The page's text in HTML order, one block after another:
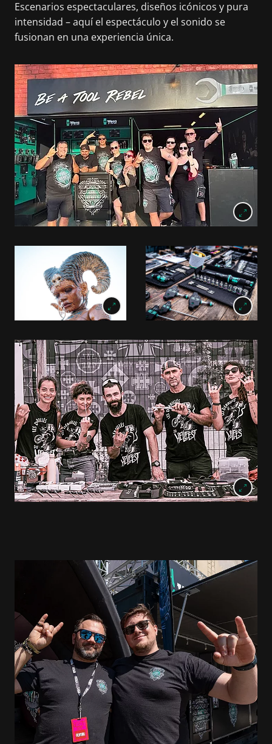
Escenarios espectaculares, diseños icónicos y pura
intensidad – aquí el espectáculo y el sonido se
fusionan en una experiencia única.